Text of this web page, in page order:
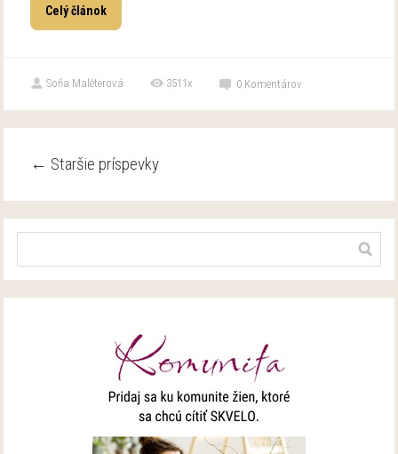
Celý článok
Soňa Maléterová 3511x 0 Komentárov
← Staršie príspevky